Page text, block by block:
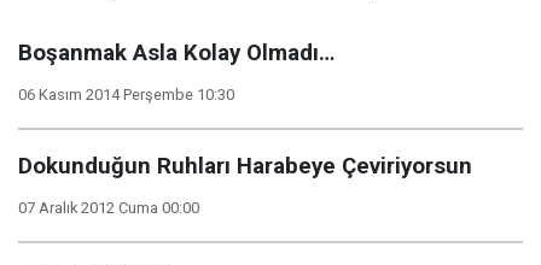
Boşanmak Asla Kolay Olmadı…
06 Kasım 2014 Perşembe 10:30
Dokunduğun Ruhları Harabeye Çeviriyorsun
07 Aralık 2012 Cuma 00:00